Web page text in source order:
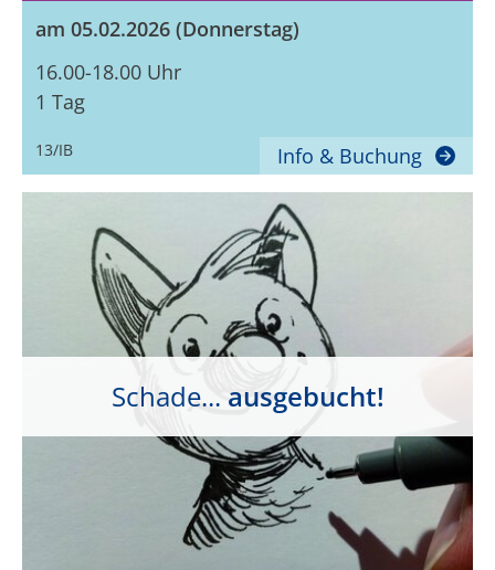
am 05.02.2026 (Donnerstag)
16.00-18.00 Uhr
1 Tag
13/IB Info & Buchung
Schade... ausgebucht!